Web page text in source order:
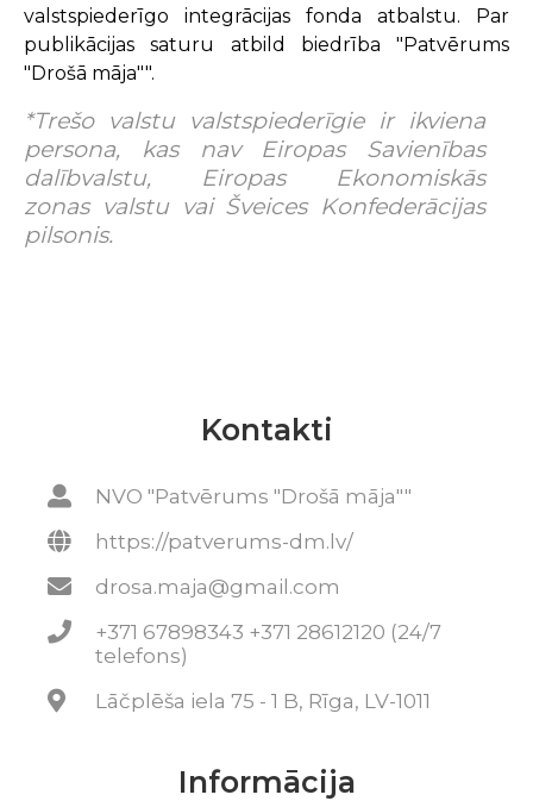
valstspiederīgo integrācijas fonda atbalstu. Par
publikācijas saturu atbild biedrība "Patvērums
"Drošā māja"".
*Trešo valstu valstspiederīgie ir ikviena
persona, kas nav Eiropas Savienības
dalībvalstu, Eiropas Ekonomiskās
zonas valstu vai Šveices Konfederācijas
pilsonis.
Kontakti
NVO "Patvērums "Drošā māja""
https://patverums-dm.lv/
drosa.maja@gmail.com
+371 67898343 +371 28612120 (24/7
telefons)
Lāčplēša iela 75 - 1 B, Rīga, LV-1011
Informācija